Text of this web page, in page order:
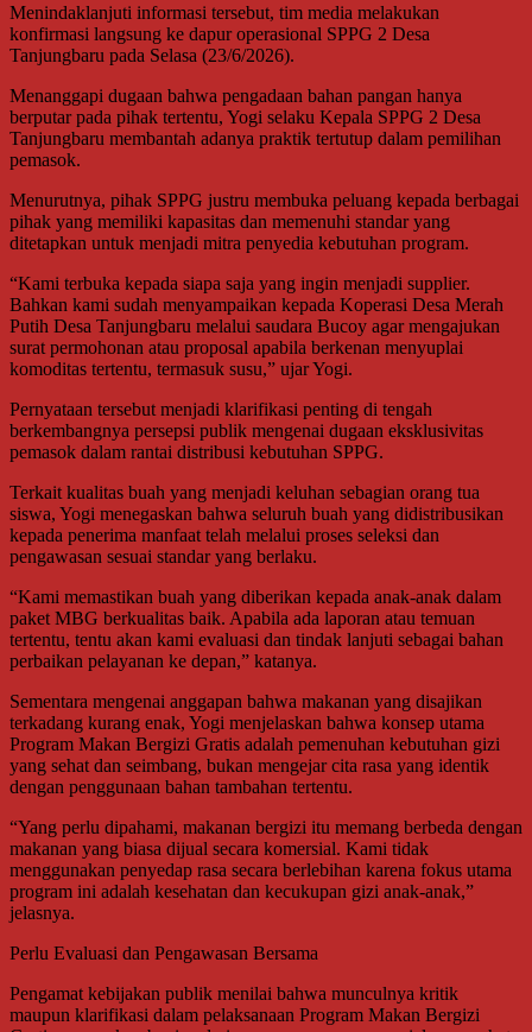
Menindaklanjuti informasi tersebut, tim media melakukan
konfirmasi langsung ke dapur operasional SPPG 2 Desa
Tanjungbaru pada Selasa (23/6/2026).
Menanggapi dugaan bahwa pengadaan bahan pangan hanya
berputar pada pihak tertentu, Yogi selaku Kepala SPPG 2 Desa
Tanjungbaru membantah adanya praktik tertutup dalam pemilihan
pemasok.
Menurutnya, pihak SPPG justru membuka peluang kepada berbagai
pihak yang memiliki kapasitas dan memenuhi standar yang
ditetapkan untuk menjadi mitra penyedia kebutuhan program.
“Kami terbuka kepada siapa saja yang ingin menjadi supplier.
Bahkan kami sudah menyampaikan kepada Koperasi Desa Merah
Putih Desa Tanjungbaru melalui saudara Bucoy agar mengajukan
surat permohonan atau proposal apabila berkenan menyuplai
komoditas tertentu, termasuk susu,” ujar Yogi.
Pernyataan tersebut menjadi klarifikasi penting di tengah
berkembangnya persepsi publik mengenai dugaan eksklusivitas
pemasok dalam rantai distribusi kebutuhan SPPG.
Terkait kualitas buah yang menjadi keluhan sebagian orang tua
siswa, Yogi menegaskan bahwa seluruh buah yang didistribusikan
kepada penerima manfaat telah melalui proses seleksi dan
pengawasan sesuai standar yang berlaku.
“Kami memastikan buah yang diberikan kepada anak-anak dalam
paket MBG berkualitas baik. Apabila ada laporan atau temuan
tertentu, tentu akan kami evaluasi dan tindak lanjuti sebagai bahan
perbaikan pelayanan ke depan,” katanya.
Sementara mengenai anggapan bahwa makanan yang disajikan
terkadang kurang enak, Yogi menjelaskan bahwa konsep utama
Program Makan Bergizi Gratis adalah pemenuhan kebutuhan gizi
yang sehat dan seimbang, bukan mengejar cita rasa yang identik
dengan penggunaan bahan tambahan tertentu.
“Yang perlu dipahami, makanan bergizi itu memang berbeda dengan
makanan yang biasa dijual secara komersial. Kami tidak
menggunakan penyedap rasa secara berlebihan karena fokus utama
program ini adalah kesehatan dan kecukupan gizi anak-anak,”
jelasnya.
Perlu Evaluasi dan Pengawasan Bersama
Pengamat kebijakan publik menilai bahwa munculnya kritik
maupun klarifikasi dalam pelaksanaan Program Makan Bergizi